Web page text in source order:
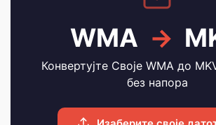
WMA →
Конвертујте Своје WMA до
без напора